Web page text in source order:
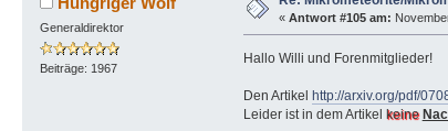
Generaldirektor
Beiträge: 1967
« Antwort #105 am:
Hallo Willi und Forenmitglieder!
Den Artikel http://arxiv.org/pdf/
Leider ist in dem Artikel keine